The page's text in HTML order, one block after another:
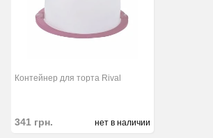
Контейнер для торта Rival
341 грн. нет в наличии